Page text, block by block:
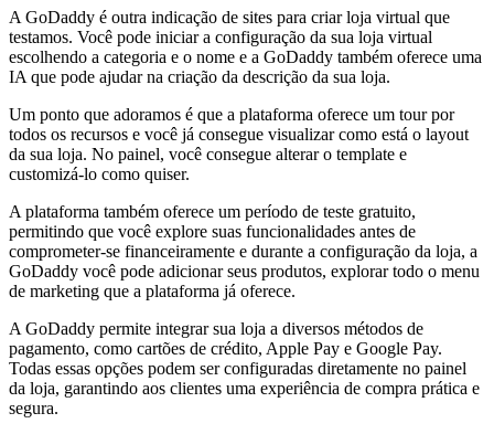
A GoDaddy é outra indicação de sites para criar loja virtual que
testamos. Você pode iniciar a configuração da sua loja virtual
escolhendo a categoria e o nome e a GoDaddy também oferece uma
IA que pode ajudar na criação da descrição da sua loja.
Um ponto que adoramos é que a plataforma oferece um tour por
todos os recursos e você já consegue visualizar como está o layout
da sua loja. No painel, você consegue alterar o template e
customizá-lo como quiser.
A plataforma também oferece um período de teste gratuito,
permitindo que você explore suas funcionalidades antes de
comprometer-se financeiramente e durante a configuração da loja, a
GoDaddy você pode adicionar seus produtos, explorar todo o menu
de marketing que a plataforma já oferece.
A GoDaddy permite integrar sua loja a diversos métodos de
pagamento, como cartões de crédito, Apple Pay e Google Pay.
Todas essas opções podem ser configuradas diretamente no painel
da loja, garantindo aos clientes uma experiência de compra prática e
segura.